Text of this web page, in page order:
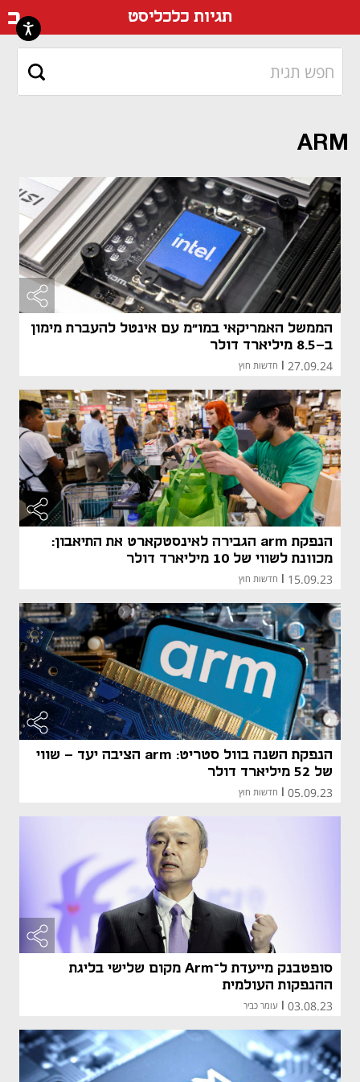
תגיות כלכליסט
ARM
הממשל האמריקאי במו"מ עם אינטל להעברת מימון
ב-8.5 מיליארד דולר
27.09.24 חדשות חוץ
הנפקת arm הגבירה לאינסטקארט את התיאבון:
מכוונת לשווי של 10 מיליארד דולר
15.09.23 חדשות חוץ
הנפקת השנה בוול סטריט: arm הציבה יעד - שווי
של 52 מיליארד דולר
05.09.23 חדשות חוץ
סופטבנק מייעדת ל־Arm מקום שלישי בליגת
ההנפקות העולמית
03.08.23 עומר כביר